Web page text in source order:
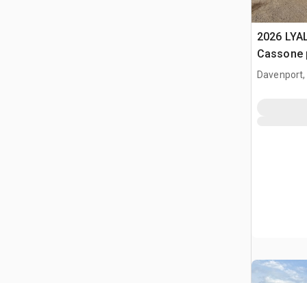
2026
Cassone
(Unused)
Davenport,